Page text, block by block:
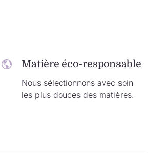
Matière éco-responsable
Nous sélectionnons avec soin
les plus douces des matières.